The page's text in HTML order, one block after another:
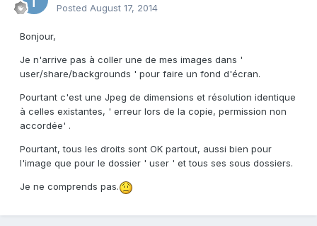
Posted August 17, 2014
Bonjour,
Je n'arrive pas à coller une de mes images dans '
user/share/backgrounds ' pour faire un fond d'écran.
Pourtant c'est une Jpeg de dimensions et résolution identique
à celles existantes, ' erreur lors de la copie, permission non
accordée' .
Pourtant, tous les droits sont OK partout, aussi bien pour
l'image que pour le dossier ' user ' et tous ses sous dossiers.
Je ne comprends pas.